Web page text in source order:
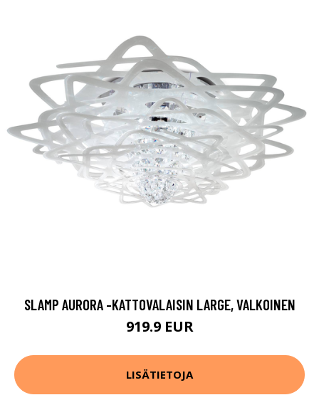
SLAMP AURORA -KATTOVALAISIN LARGE, VALKOINEN
919.9 EUR
LISÄTIETOJA